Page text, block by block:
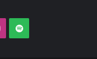
Spotify